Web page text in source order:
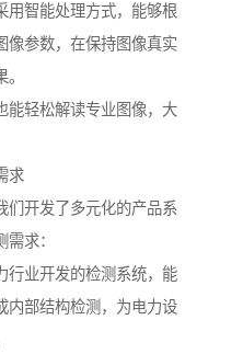
用智能处理方式，能够根
像参数，在保持图像真实
能轻松解读专业图像，大
求
们开发了多元化的产品系
求：
行业开发的检测系统，能
内部结构检测，为电力设